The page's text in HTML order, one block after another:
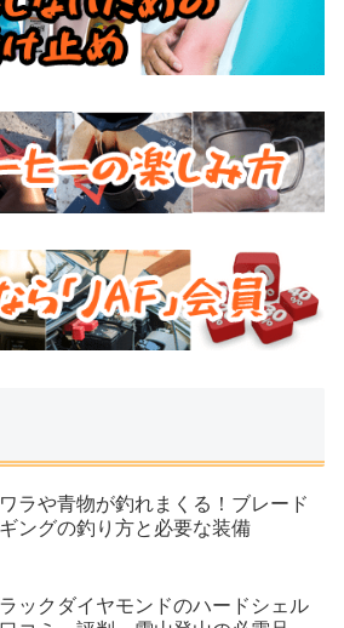
ラや青物が釣れまくる！ブレード
ングの釣り方と必要な装備
ックダイヤモンドのハードシェル